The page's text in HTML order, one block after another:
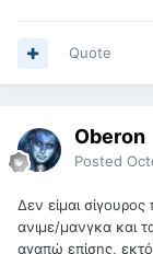
Quote
Oberon
Posted
Δεν είμαι
ανιμε/μανγκα και
αγαπώ επίσης,